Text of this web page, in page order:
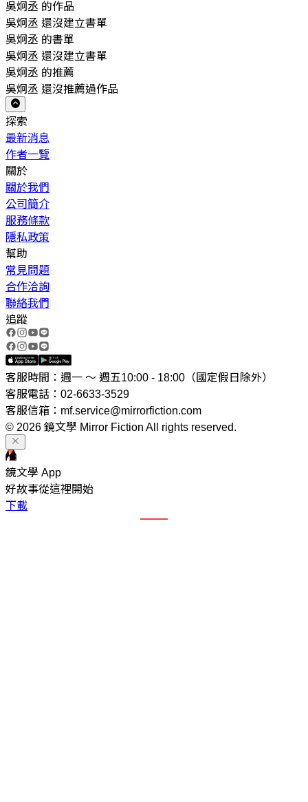
吳炯丞 的作品
吳炯丞 還沒建立書單
吳炯丞 的書單
吳炯丞 還沒建立書單
吳炯丞 的推薦
吳炯丞 還沒推薦過作品
探索
最新消息
作者一覽
關於
關於我們
公司簡介
服務條款
隱私政策
幫助
常見問題
合作洽詢
聯絡我們
追蹤
客服時間：週一 ～ 週五10:00 - 18:00（國定假日除外）
客服電話：02-6633-3529
客服信箱：mf.service@mirrorfiction.com
© 2026 鏡文學 Mirror Fiction All rights reserved.
鏡文學 App
好故事從這裡開始
下載